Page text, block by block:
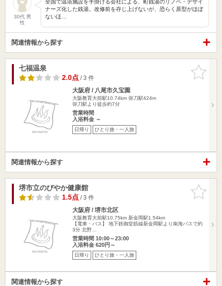
30代 男
性
全国で温浴施設を手掛ける会社による、町銭湯のリノベ・デザイ
ナーズ化した銭湯。改修前を存じ上げないが、恐らく原型がほぼ
ないほ…
関連情報から探す
お気に入
りに追加
七福温泉
2.0点/ 3 件
大阪府 / 八尾市久宝園
大阪教育大前駅10.74km 弥刀駅424m
弥刀駅より徒歩約7分
営業時間
入浴料金 ～
日帰り ひとり旅・一人旅
関連情報から探す
お気に入
りに追加
堺市立のびやか健康館
1.5点/ 3 件
大阪府 / 堺市北区
大阪教育大前駅10.75km 新金岡駅1.54km
【電車・バス】 地下鉄御堂筋線新金岡駅より南海バスで約
3分 北野…
営業時間 10:00～23:00
入浴料金 620円～
日帰り ひとり旅・一人旅
関連情報から探す